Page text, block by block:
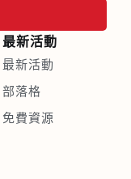
最新活動
最新活動
部落格
免費資源